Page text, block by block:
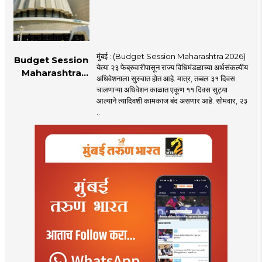
Budget Session
Maharashtra
मुंबई : (Budget Session Maharashtra 2026)
येत्या २३ फेब्रुवारीपासून राज्य विधिमंडळाच्या अर्थसंकल्पीय
अधिवेशनाला सुरुवात होत आहे. मात्र, तब्बल ३१ दिवस
चालणाऱ्या अधिवेशन काळात एकूण ११ दिवस सुट्या
आल्याने त्यादिवशी कामकाज बंद असणार आहे. सोमवार, २३